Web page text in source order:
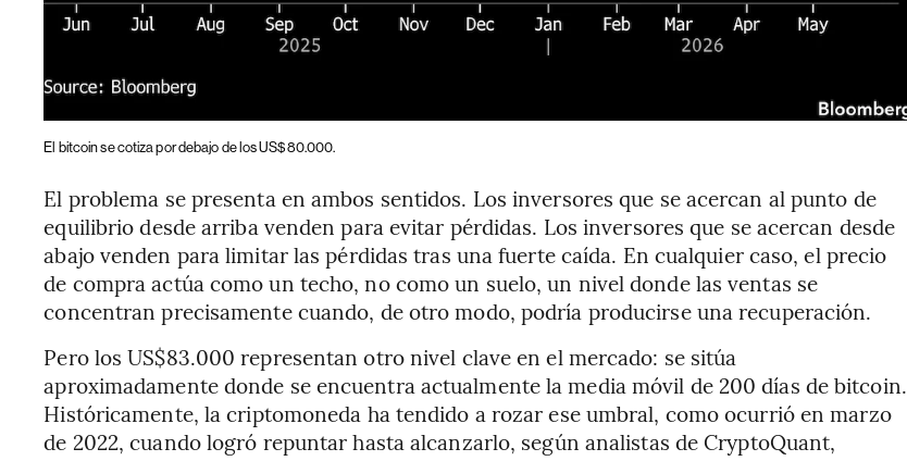
El bitcoin se cotiza por debajo de los US$80.000.
El problema se presenta en ambos sentidos. Los inversores que se acercan al punto de
equilibrio desde arriba venden para evitar pérdidas. Los inversores que se acercan desde
abajo venden para limitar las pérdidas tras una fuerte caída. En cualquier caso, el precio
de compra actúa como un techo, no como un suelo, un nivel donde las ventas se
concentran precisamente cuando, de otro modo, podría producirse una recuperación.
Pero los US$83.000 representan otro nivel clave en el mercado: se sitúa
aproximadamente donde se encuentra actualmente la media móvil de 200 días de bitcoin.
Históricamente, la criptomoneda ha tendido a rozar ese umbral, como ocurrió en marzo
de 2022, cuando logró repuntar hasta alcanzarlo, según analistas de CryptoQuant,